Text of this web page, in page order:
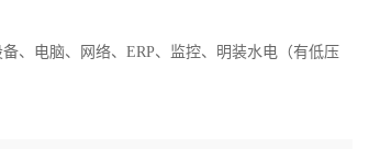
、电脑、网络、ERP、监控、明装水电（有低压